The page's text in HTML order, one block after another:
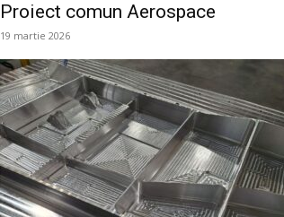
Proiect comun Aerospace
19 martie 2026